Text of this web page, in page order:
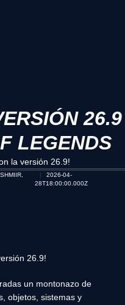
26.9
LEGENDS
la versión 26.9!
2026-04-
28T18:00:00.000Z
26.9!
un montonazo de
objetos, sistemas y